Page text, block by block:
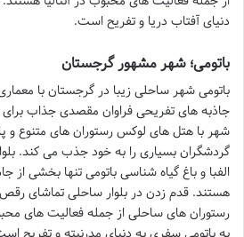
دنیای آفتاب دریا و تفریح است.
باتومی؛ شهر مشهور گرجستان
باتومی شهر ساحلی زیبا در گرجستان با
جاذبه های تفریحی فراوان مقصدی جذاب
شهر با هتل های لوکس رستوران های متنوع و
گردشگران بسیاری را به خود جذب می کند.
الفبا و باغ گیاه شناسی باتومی تنها بخشی
هستند. قدم زدن در بلوار ساحلی تماشای
رستوران های ساحلی از جمله فعالیت های